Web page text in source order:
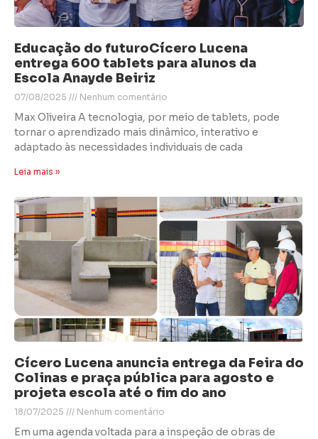
Educação do futuroCícero Lucena
entrega 600 tablets para alunos da
Escola Anayde Beiriz
07/08/2025 Nenhum comentário
Max Oliveira A tecnologia, por meio de tablets, pode
tornar o aprendizado mais dinâmico, interativo e
adaptado às necessidades individuais de cada
Leia mais »
Cícero Lucena anuncia entrega da Feira do
Colinas e praça pública para agosto e
projeta escola até o fim do ano
18/07/2025 Nenhum comentário
Em uma agenda voltada para a inspeção de obras de